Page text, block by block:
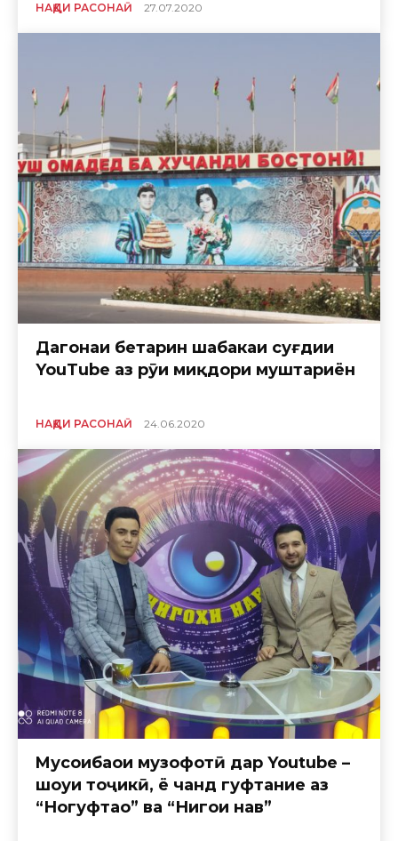
НАҚДИ РАСОНАӢ 27.07.2020
Даҳгонаи беҳтарин шабакаи суғдии
YouTube аз рӯи миқдори муштариён
НАҚДИ РАСОНАӢ 24.06.2020
Mусоҳибаҳои музофотӣ дар Youtube –
шоуи тоҷикӣ, ё чанд гуфтание аз
“Ногуфтаҳо” ва “Нигоҳи нав”